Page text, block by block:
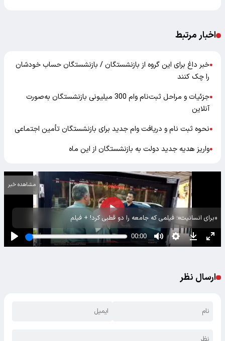
اخبار مرتبط
●خبر داغ برای این گروه از بازنشستگان / بازنشستگان حساب خودشان
را چک کنند
●
جزئیات و مراحل ثبت‌نام وام 300 میلیونی بازنشستگان به‌صورت
آنلاین
●نحوه ثبت نام و دریافت وام جدید برای بازنشستگان تأمین اجتماعی
●واریز هدیه جدید دولت به بازنشستگان از این ماه
«برای انسانیت»؛ فیلمی که جامعه را دو قطبی کرد! + فیلم
مشاهده خبر
ارسال نظر